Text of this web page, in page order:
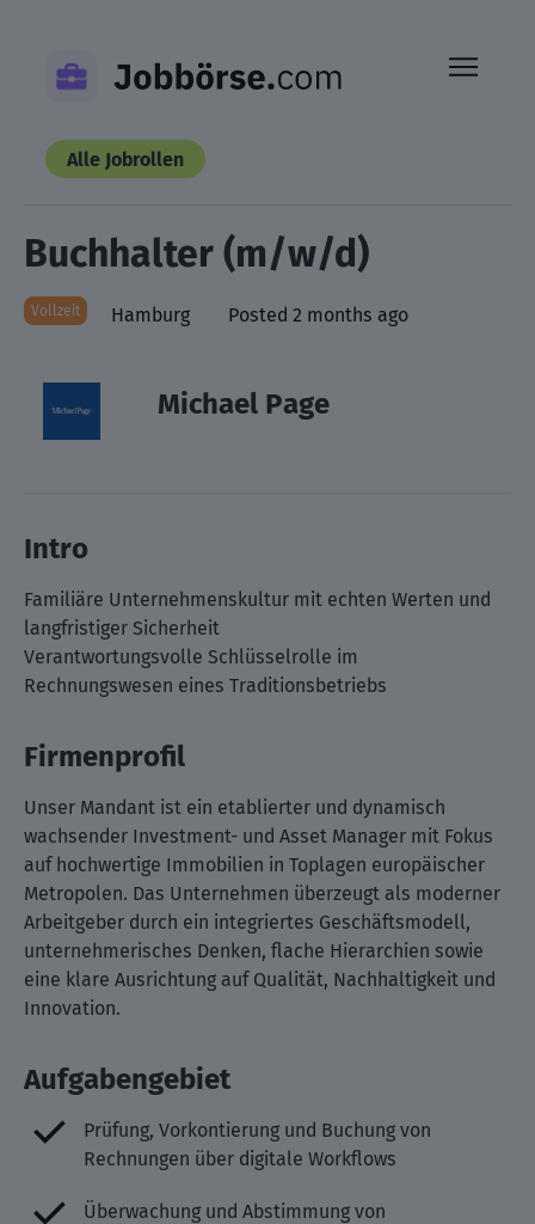
content
Alle Jobrollen
Buchhalter (m/w/d)
Vollzeit Hamburg Posted 2 months ago
Michael Page
Intro
Familiäre Unternehmenskultur mit echten Werten und
langfristiger Sicherheit
Verantwortungsvolle Schlüsselrolle im
Rechnungswesen eines Traditionsbetriebs
Firmenprofil
Unser Mandant ist ein etablierter und dynamisch
wachsender Investment- und Asset Manager mit Fokus
auf hochwertige Immobilien in Toplagen europäischer
Metropolen. Das Unternehmen überzeugt als moderner
Arbeitgeber durch ein integriertes Geschäftsmodell,
unternehmerisches Denken, flache Hierarchien sowie
eine klare Ausrichtung auf Qualität, Nachhaltigkeit und
Innovation.
Aufgabengebiet
Prüfung, Vorkontierung und Buchung von
Rechnungen über digitale Workflows
Überwachung und Abstimmung von